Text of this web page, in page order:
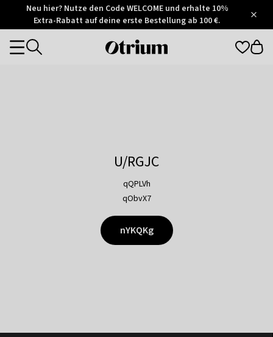
Otrium
Trustpilot
Neu hier? Nutze den Code WELCOME und erhalte 10%
Extra-Rabatt auf deine erste Bestellung ab 100 €.
Otrium
Categories
U/RGJC
qQPLVh
qObvX7
nYKQKg